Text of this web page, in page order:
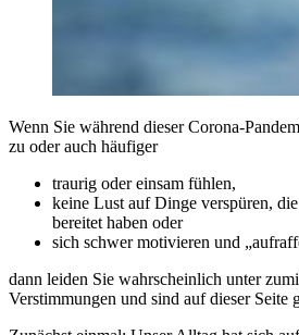
Wenn Sie während dieser Corona-
zu oder auch häufiger
traurig oder einsam fühlen,
keine Lust auf Dinge verspüren,
bereitet haben oder
sich schwer motivieren und
dann leiden Sie wahrscheinlich unter
Verstimmungen und sind auf dieser Seite